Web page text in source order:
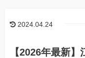
2024.04.24
【2026年最新